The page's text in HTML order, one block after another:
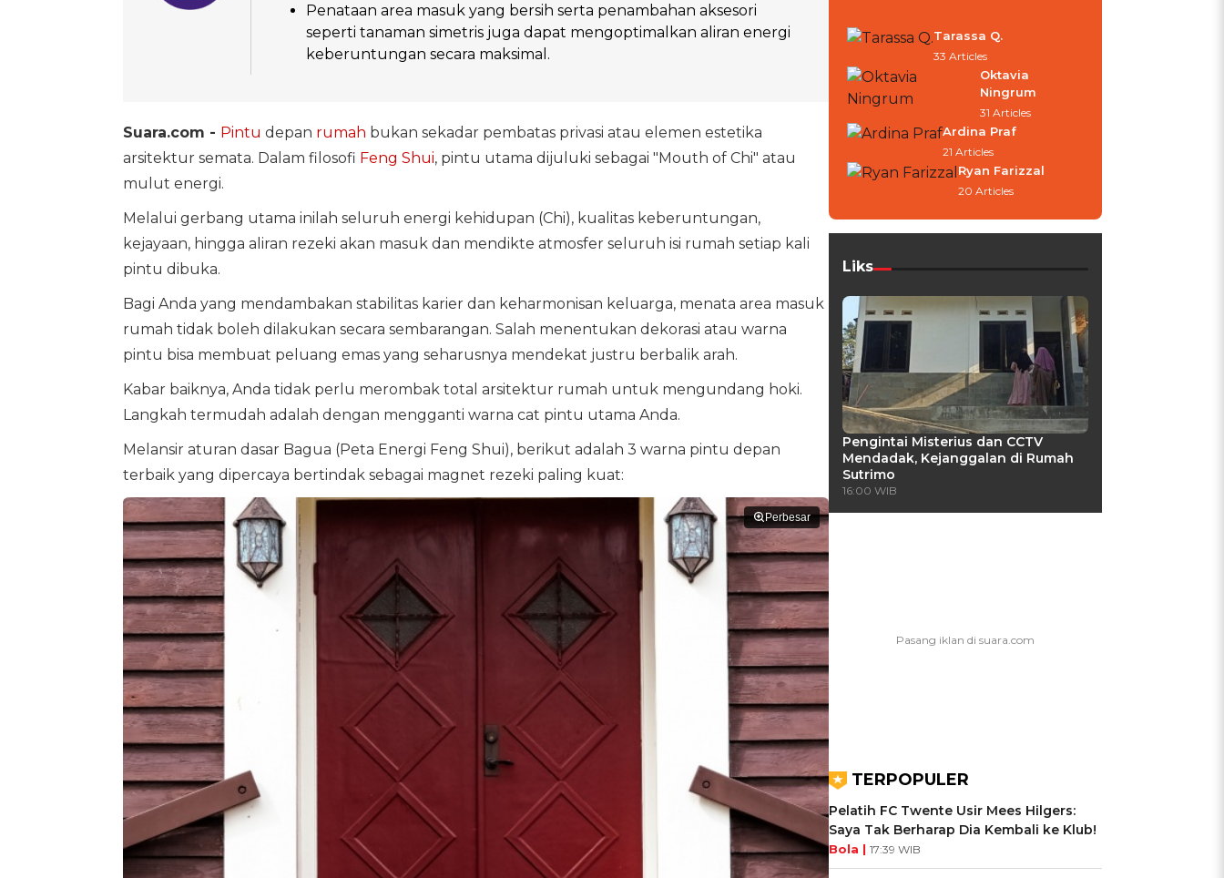
Penataan area masuk yang bersih serta penambahan aksesori
seperti tanaman simetris juga dapat mengoptimalkan aliran energi
keberuntungan secara maksimal.
Suara.com - Pintu depan rumah bukan sekadar pembatas privasi atau elemen estetika
arsitektur semata. Dalam filosofi Feng Shui, pintu utama dijuluki sebagai "Mouth of Chi" atau
mulut energi.
Melalui gerbang utama inilah seluruh energi kehidupan (Chi), kualitas keberuntungan,
kejayaan, hingga aliran rezeki akan masuk dan mendikte atmosfer seluruh isi rumah setiap kali
pintu dibuka.
Bagi Anda yang mendambakan stabilitas karier dan keharmonisan keluarga, menata area masuk
rumah tidak boleh dilakukan secara sembarangan. Salah menentukan dekorasi atau warna
pintu bisa membuat peluang emas yang seharusnya mendekat justru berbalik arah.
Kabar baiknya, Anda tidak perlu merombak total arsitektur rumah untuk mengundang hoki.
Langkah termudah adalah dengan mengganti warna cat pintu utama Anda.
Melansir aturan dasar Bagua (Peta Energi Feng Shui), berikut adalah 3 warna pintu depan
terbaik yang dipercaya bertindak sebagai magnet rezeki paling kuat:
Perbesar
Tarassa Q.
33 Articles
Oktavia
Ningrum
31 Articles
Ardina Praf
21 Articles
Ryan Farizzal
20 Articles
Liks
Pengintai Misterius dan CCTV
Mendadak, Kejanggalan di Rumah
Sutrimo
16:00 WIB
TERPOPULER
Pelatih FC Twente Usir Mees Hilgers:
Saya Tak Berharap Dia Kembali ke Klub!
Bola | 17:39 WIB